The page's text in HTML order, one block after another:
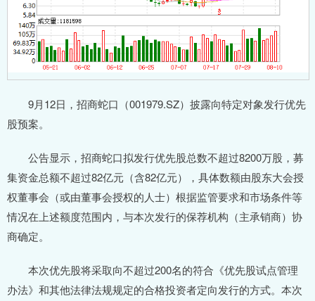
9月12日，招商蛇口（001979.SZ）披露向特定对象发行优先
股预案。
公告显示，招商蛇口拟发行优先股总数不超过8200万股，募
集资金总额不超过82亿元（含82亿元），具体数额由股东大会授
权董事会（或由董事会授权的人士）根据监管要求和市场条件等
情况在上述额度范围内，与本次发行的保荐机构（主承销商）协
商确定。
本次优先股将采取向不超过200名的符合《优先股试点管理
办法》和其他法律法规规定的合格投资者定向发行的方式。本次